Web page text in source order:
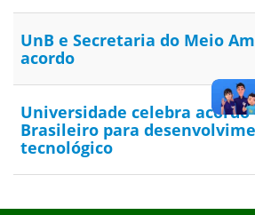
UnB e Secretaria do Meio
acordo
Universidade celebra acordo
Brasileiro para
tecnológico